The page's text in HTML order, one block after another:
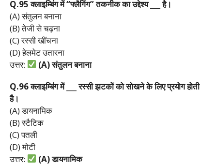
Q.95क्लाइम्बिंगमें “फ्लैगिंग”तकनीककाउद्देश्य ___है।
(A) संतुलन बनाना
(B) तेजी से चढ़ना
(C) रस्सी खींचना
(D) हेलमेट उतारना
उत्तर:
(A)संतुलनबनाना
Q.96क्लाइम्बिंगमें ___रस्सीझटकोंकोसोखनेकेलिएप्रयोगहोती
है।
(A) डायनामिक
(B) स्टैटिक
(C) पतली
(D) मोटी
उत्तर:
(A)डायनामिक